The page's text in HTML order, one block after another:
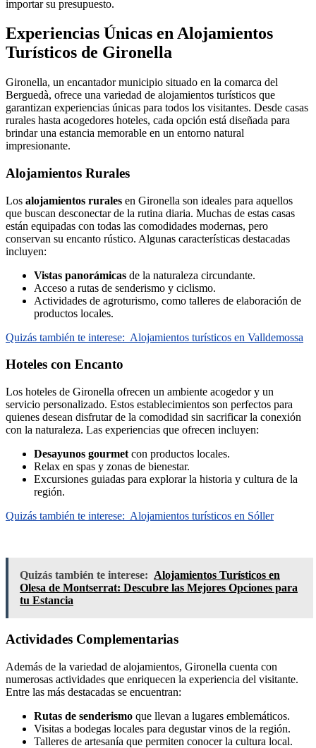
importar su presupuesto.
Experiencias Únicas en Alojamientos
Turísticos de Gironella
Gironella, un encantador municipio situado en la comarca del
Berguedà, ofrece una variedad de alojamientos turísticos que
garantizan experiencias únicas para todos los visitantes. Desde casas
rurales hasta acogedores hoteles, cada opción está diseñada para
brindar una estancia memorable en un entorno natural
impresionante.
Alojamientos Rurales
Los alojamientos rurales en Gironella son ideales para aquellos
que buscan desconectar de la rutina diaria. Muchas de estas casas
están equipadas con todas las comodidades modernas, pero
conservan su encanto rústico. Algunas características destacadas
incluyen:
Vistas panorámicas de la naturaleza circundante.
Acceso a rutas de senderismo y ciclismo.
Actividades de agroturismo, como talleres de elaboración de
productos locales.
Quizás también te interese: Alojamientos turísticos en Valldemossa
Hoteles con Encanto
Los hoteles de Gironella ofrecen un ambiente acogedor y un
servicio personalizado. Estos establecimientos son perfectos para
quienes desean disfrutar de la comodidad sin sacrificar la conexión
con la naturaleza. Las experiencias que ofrecen incluyen:
Desayunos gourmet con productos locales.
Relax en spas y zonas de bienestar.
Excursiones guiadas para explorar la historia y cultura de la
región.
Quizás también te interese: Alojamientos turísticos en Sóller
Quizás también te interese: Alojamientos Turísticos en
Olesa de Montserrat: Descubre las Mejores Opciones para
tu Estancia
Actividades Complementarias
Además de la variedad de alojamientos, Gironella cuenta con
numerosas actividades que enriquecen la experiencia del visitante.
Entre las más destacadas se encuentran:
Rutas de senderismo que llevan a lugares emblemáticos.
Visitas a bodegas locales para degustar vinos de la región.
Talleres de artesanía que permiten conocer la cultura local.